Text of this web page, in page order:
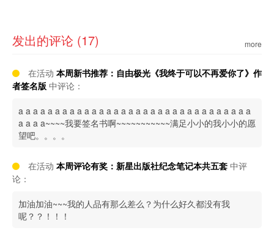
发出的评论 (17) more
在活动 本周新书推荐：自由极光《我终于可以不再爱你了》作
者签名版 中评论：
a a a a a a a a a a a a a a a a a a a a a a a a a a a a a a a a
a a a a~~~~我要签名书啊~~~~~~~~~~~满足小小的我小小的愿
望吧。。。。
在活动 本周评论有奖：新星出版社纪念笔记本共五套 中评
论：
加油加油~~~我的人品有那么差么？为什么好久都没有我
呢？？！！！